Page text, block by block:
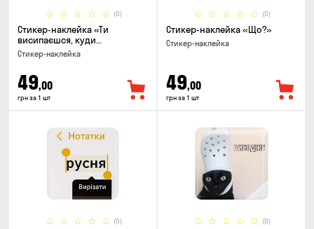
(0)
Стикер-наклейка «Ти
висипаєшся, куди
висипаюсь»
Стикер-наклейка
49,00
грн за 1 шт
(0)
Стикер-наклейка «Що?»
Стикер-наклейка
49,00
грн за 1 шт
(0) (0)